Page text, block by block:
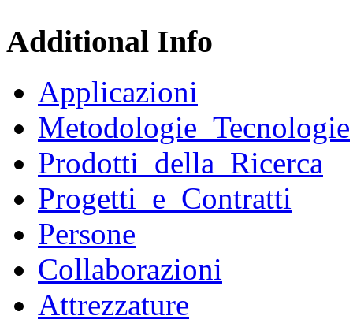
Additional Info
Applicazioni
Metodologie_Tecnologie
Prodotti_della_Ricerca
Progetti_e_Contratti
Persone
Collaborazioni
Attrezzature